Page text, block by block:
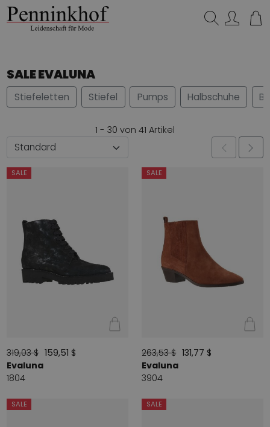
SALE EVALUNA
Stiefeletten Stiefel Pumps Halbschuhe
1 - 30 von 41 Artikel
SALE
319,03 $ 159,51 $
Evaluna
1804
SALE
263,53 $ 131,77 $
Evaluna
3904
SALE SALE